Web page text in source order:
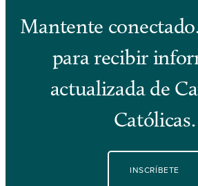
Mantente
para recibir
actualizada de
Católicas.
INSCRÍBETE